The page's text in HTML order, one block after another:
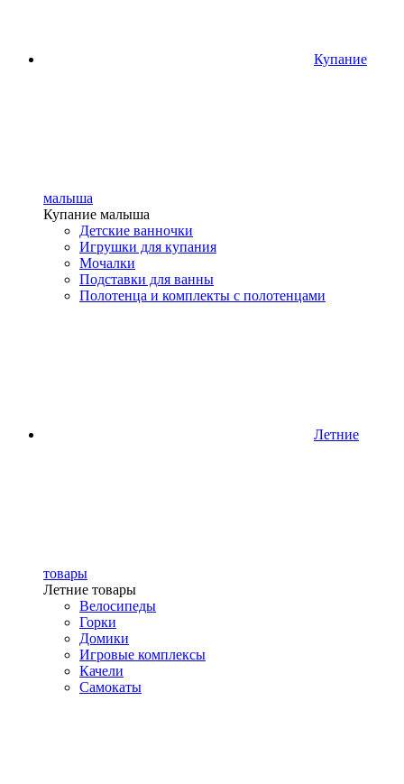
Купание
малыша
Купание малыша
Детские ванночки
Игрушки для купания
Мочалки
Подставки для ванны
Полотенца и комплекты с полотенцами
Летние
товары
Летние товары
Велосипеды
Горки
Домики
Игровые комплексы
Качели
Самокаты